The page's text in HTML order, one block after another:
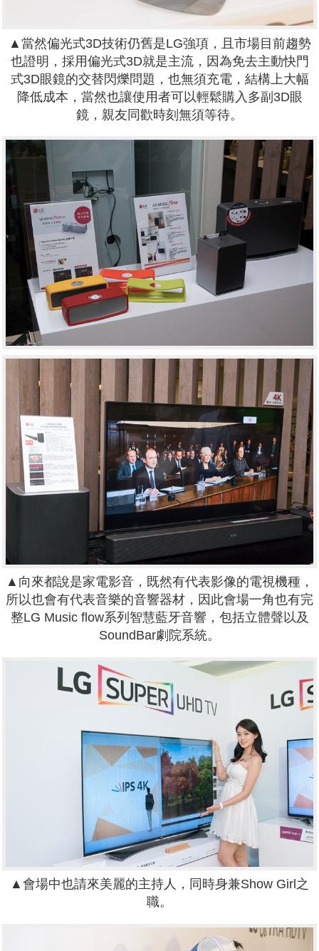
▲當然偏光式3D技術仍舊是LG強項，且市場目前趨勢
也證明，採用偏光式3D就是主流，因為免去主動快門
式3D眼鏡的交替閃爍問題，也無須充電，結構上大幅
降低成本，當然也讓使用者可以輕鬆購入多副3D眼
鏡，親友同歡時刻無須等待。
▲向來都說是家電影音，既然有代表影像的電視機種，
所以也會有代表音樂的音響器材，因此會場一角也有完
整LG Music flow系列智慧藍牙音響，包括立體聲以及
SoundBar劇院系統。
▲會場中也請來美麗的主持人，同時身兼Show Girl之
職。